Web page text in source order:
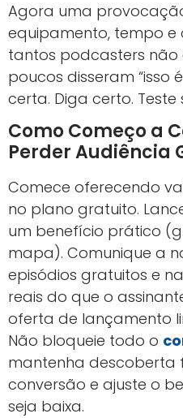
Agora uma
equipamento, tempo e
tantos podcasters não
poucos disseram “isso
certa. Diga certo. Teste
Como Começo a
Perder Audiência
Comece oferecendo
no plano gratuito.
um benefício prático
mapa). Comunique a
episódios gratuitos e
reais do que o
oferta de lançamento
Não bloqueie todo o
mantenha descoberta
conversão e ajuste o
seja baixa.